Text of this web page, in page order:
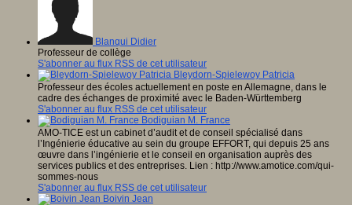
Blanqui Didier
Professeur de collège
S'abonner au flux RSS de cet utilisateur
Bleydorn-Spielewoy Patricia
Professeur des écoles actuellement en poste en Allemagne, dans le
cadre des échanges de proximité avec le Baden-Württemberg
S'abonner au flux RSS de cet utilisateur
Bodiguian M. France
AMO-TICE est un cabinet d’audit et de conseil spécialisé dans
l’Ingénierie éducative au sein du groupe EFFORT, qui depuis 25 ans
œuvre dans l’ingénierie et le conseil en organisation auprès des
services publics et des entreprises. Lien : http://www.amotice.com/qui-
sommes-nous
S'abonner au flux RSS de cet utilisateur
Boivin Jean